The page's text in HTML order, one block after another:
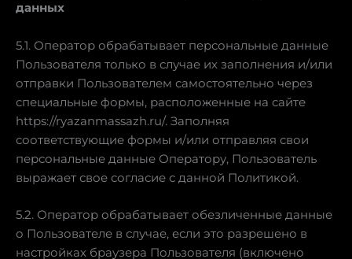
данных
5.1. Оператор обрабатывает персональные данные
Пользователя только в случае их заполнения и/или
отправки Пользователем самостоятельно через
специальные формы, расположенные на сайте
https://ryazanmassazh.ru/. Заполняя
соответствующие формы и/или отправляя свои
персональные данные Оператору, Пользователь
выражает свое согласие с данной Политикой.
5.2. Оператор обрабатывает обезличенные данные
о Пользователе в случае, если это разрешено в
настройках браузера Пользователя (включено